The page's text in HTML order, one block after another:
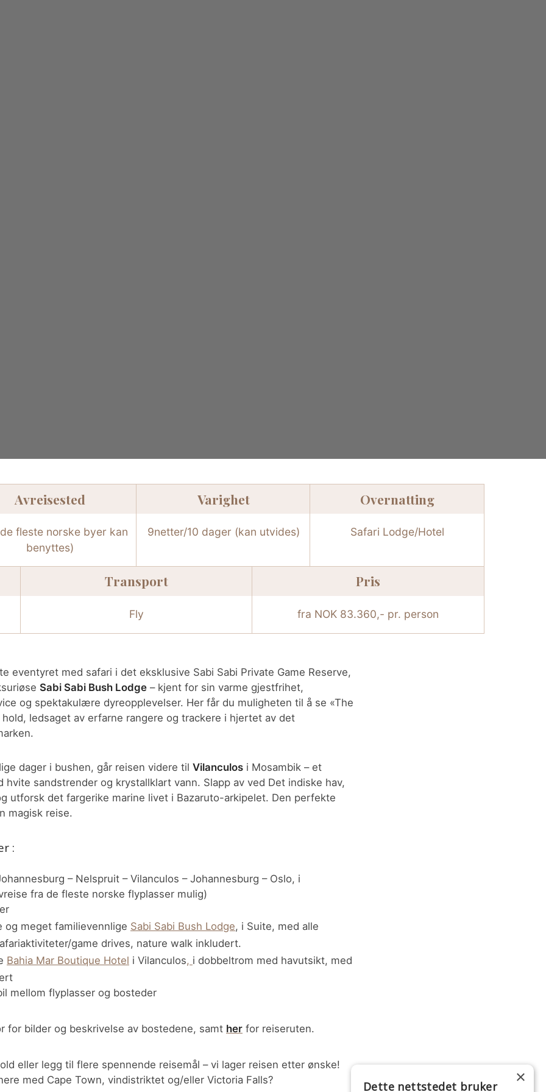
Avreisested
fleste norske byer kan
benyttes)
Varighet
9netter/10 dager (kan utvides)
Overnatting
Safari Lodge/Hotel
Transport
Fly
Pris
fra NOK 83.360,- pr. person
eventyret med safari i det eksklusive Sabi Sabi Private Game Reserve,
Sabi Sabi Bush Lodge – kjent for sin varme gjestfrihet,
og spektakulære dyreopplevelser. Her får du muligheten til å se «The
ledsaget av erfarne rangere og trackere i hjertet av det
dager i bushen, går reisen videre til Vilanculos i Mosambik – et
hvite sandstrender og krystallklart vann. Slapp av ved Det indiske hav,
utforsk det fargerike marine livet i Bazaruto-arkipelet. Den perfekte
magisk reise.
:
– Nelspruit – Vilanculos – Johannesburg – Oslo, i
fra de fleste norske flyplasser mulig)
og meget familievennlige Sabi Sabi Bush Lodge, i Suite, med alle
game drives, nature walk inkludert.
Bahia Mar Boutique Hotel i Vilanculos, i dobbeltrom med havutsikt, med
mellom flyplasser og bosteder
for bilder og beskrivelse av bostedene, samt her for reiseruten.
eller legg til flere spennende reisemål – vi lager reisen etter ønske!
med Cape Town, vindistriktet og/eller Victoria Falls?
×
Dette nettstedet bruker